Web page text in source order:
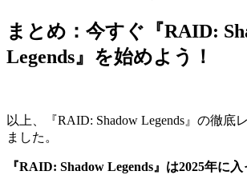
まとめ：今すぐ『RAID:
Legends』を始めよう！
以上、『RAID: Shadow Legends』の徹底
ました。
『RAID: Shadow Legends』は2025年に